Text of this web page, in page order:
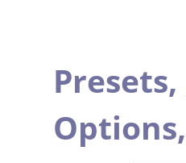
Presets,
Options,